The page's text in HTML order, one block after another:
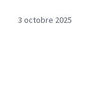
3 octobre 2025